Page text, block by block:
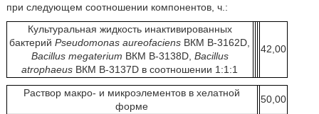
при следующем соотношении компонентов, ч.:
Культуральная жидкость инактивированных
бактерийPseudomonas aureofaciens ВКМ B-3162D,
Bacillus megaterium ВКМ B-3138D, Bacillus
atrophaeus ВКМ B-3137D в соотношении 1:1:1
42,00
Раствор макро- и микроэлементов в хелатной
форме
50,00